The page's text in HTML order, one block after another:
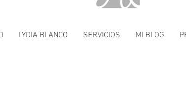
LYDIA BLANCO SERVICIOS MI BLOG